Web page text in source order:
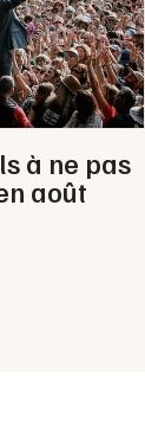
à ne pas
août